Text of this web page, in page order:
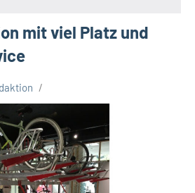
mit viel Platz und